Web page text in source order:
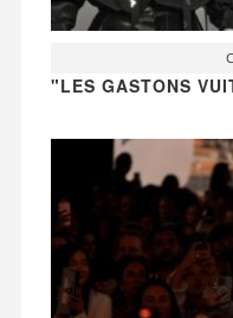
"LES GASTONS